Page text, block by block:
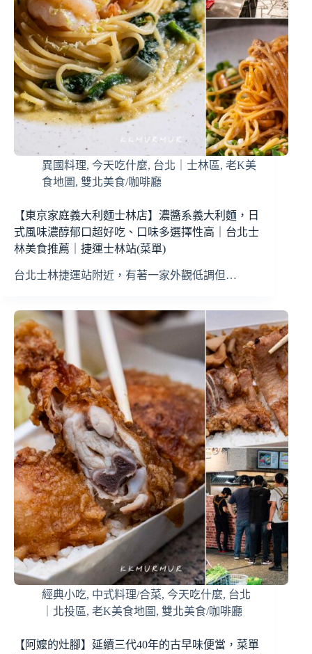
異國料理, 今天吃什麼, 台北｜士林區, 老K美
食地圖 , 雙北美食/咖啡廳
【東京家庭義大利麵士林店】濃醬系義大利麵，日
式風味濃醇郁口超好吃、口味多選擇性高｜台北士
林美食推薦｜捷運士林站(菜單)
台北士林捷運站附近，有著一家外觀低調但…
經典小吃, 中式料理/合菜, 今天吃什麼, 台北
｜北投區, 老K美食地圖 , 雙北美食/咖啡廳
【阿嬤的灶腳】延續三代40年的古早味便當，菜單